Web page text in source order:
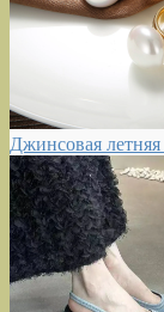
Джинсовая